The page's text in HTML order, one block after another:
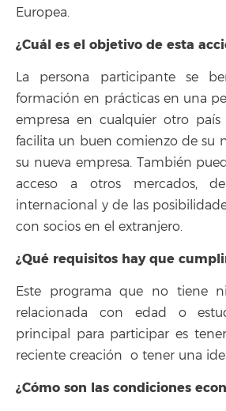
Europea.
¿Cuál es el objetivo de esta
La persona participante se
formación en prácticas en una
empresa en cualquier otro país
facilita un buen comienzo de su
su nueva empresa. También
acceso a otros mercados,
internacional y de las
con socios en el extranjero.
¿Qué requisitos hay que
Este programa que no tiene
relacionada con edad o
principal para participar es
reciente creación o tener una
¿Cómo son las condiciones